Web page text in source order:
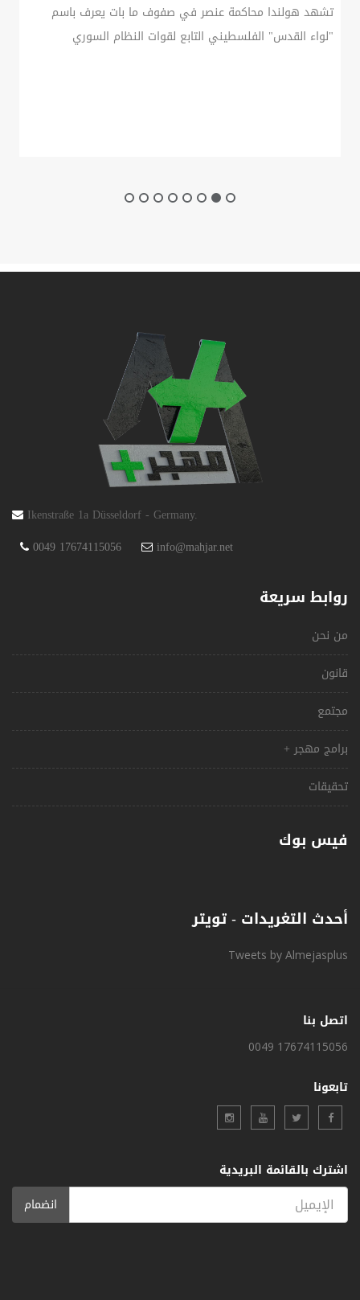
تشهد هولندا محاكمة عنصر في صفوف ما بات يعرف باسم
"لواء القدس" الفلسطيني التابع لقوات النظام السوري
Ikenstraße 1a Düsseldorf - Germany.
0049 17674115056
info@mahjar.net
روابط سريعة
من نحن
قانون
مجتمع
برامج مهجر +
تحقيقات
فيس بوك
أحدث التغريدات - تويتر
Tweets by Almejasplus
اتصل بنا
0049 17674115056
تابعونا
اشترك بالقائمة البريدية
انضمام